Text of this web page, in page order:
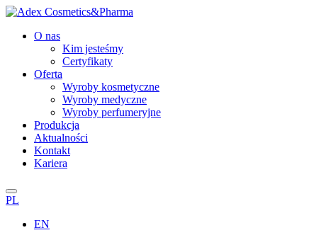
O nas
Kim jesteśmy
Certyfikaty
Oferta
Wyroby kosmetyczne
Wyroby medyczne
Wyroby perfumeryjne
Produkcja
Aktualności
Kontakt
Kariera
PL
EN